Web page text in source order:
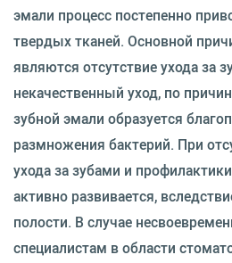
эмали процесс постепенно
твердых тканей. Основной
являются отсутствие ухода за
некачественный уход, по
зубной эмали образуется
размножения бактерий. При
ухода за зубами и
активно развивается,
полости. В случае
специалистам в области